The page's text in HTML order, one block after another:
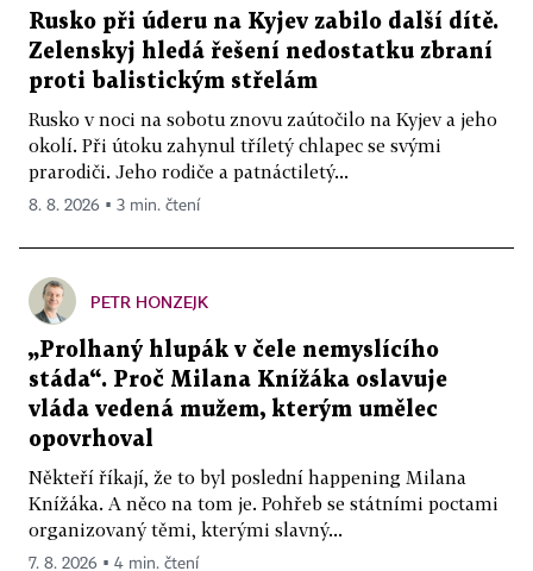
Rusko při úderu na Kyjev zabilo další dítě.
Zelenskyj hledá řešení nedostatku zbraní
proti balistickým střelám
Rusko v noci na sobotu znovu zaútočilo na Kyjev a jeho
okolí. Při útoku zahynul tříletý chlapec se svými
prarodiči. Jeho rodiče a patnáctiletý...
8. 8. 2026 ▪ 3 min. čtení
PETR HONZEJK
„Prolhaný hlupák v čele nemyslícího
stáda“. Proč Milana Knížáka oslavuje
vláda vedená mužem, kterým umělec
opovrhoval
Někteří říkají, že to byl poslední happening Milana
Knížáka. A něco na tom je. Pohřeb se státními poctami
organizovaný těmi, kterými slavný...
7. 8. 2026 ▪ 4 min. čtení